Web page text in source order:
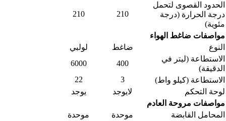
الحدود القصوى لتحمل
درجة الحرارة (درجة
مئوية)
210
210
مواصفات ضاغط الهواء
النوع
ضاغط
لولبي
الاستطاعة (ليتر في
الدقيقة)
400
6000
الاستطاعة (كيلو واط)
3
22
لوحة التحكم
لايوجد
يوجد
مواصفات مروحة العادم
المحامل القابضة
موحدة موحدة